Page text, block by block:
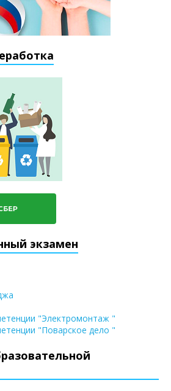
экзамен
"Электромонтаж "
"Поварское дело "